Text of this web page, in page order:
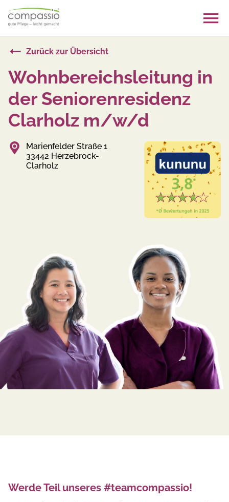
content
Zurück zur Übersicht
Wohnbereichsleitung in
der Seniorenresidenz
Clarholz m/w/d
Marienfelder Straße 1
33442 Herzebrock-
Clarholz
Werde Teil unseres #teamcompassio!